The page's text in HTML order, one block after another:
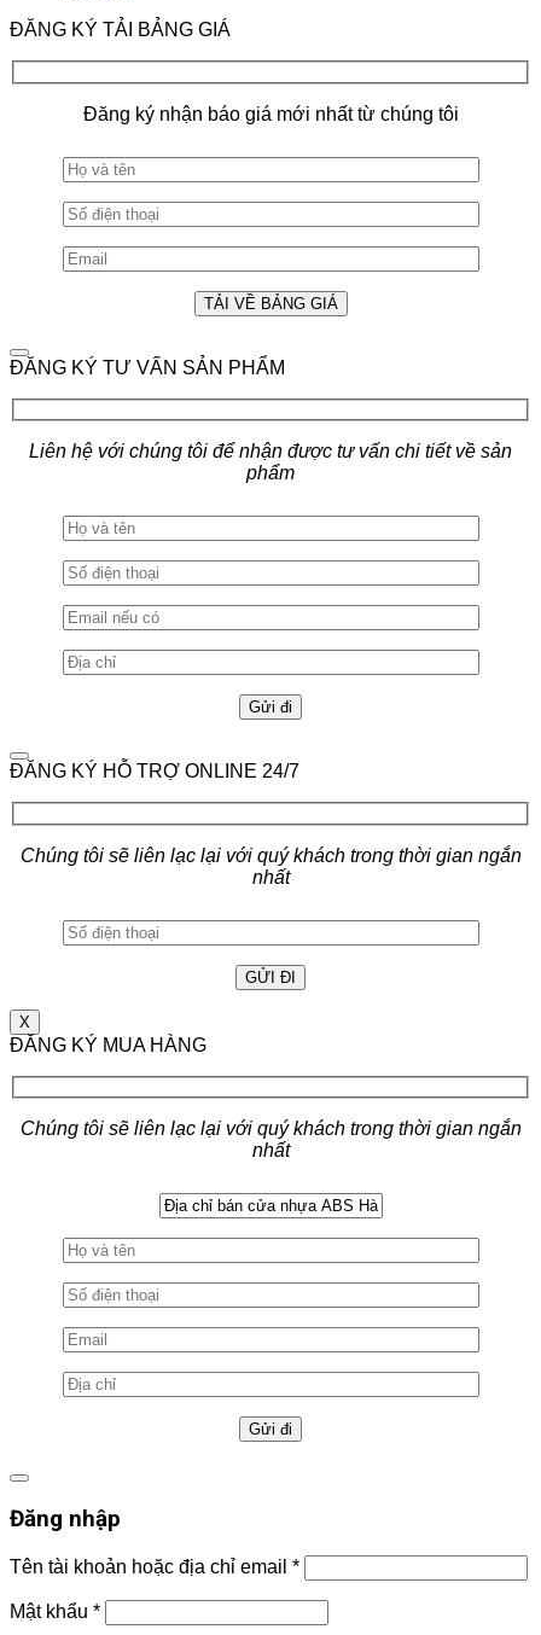
ĐĂNG KÝ TẢI BẢNG GIÁ
Đăng ký nhận báo giá mới nhất từ chúng tôi
ĐĂNG KÝ TƯ VẤN SẢN PHẨM
Liên hệ với chúng tôi để nhận được tư vấn chi tiết về sản
phẩm
ĐĂNG KÝ HỖ TRỢ ONLINE 24/7
Chúng tôi sẽ liên lạc lại với quý khách trong thời gian ngắn
nhất
X
ĐĂNG KÝ MUA HÀNG
Chúng tôi sẽ liên lạc lại với quý khách trong thời gian ngắn
nhất
Đăng nhập
Tên tài khoản hoặc địa chỉ email *
Mật khẩu *